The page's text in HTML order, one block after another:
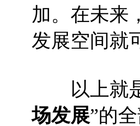
加。在未来
发展空间就
以上就
场发展”的